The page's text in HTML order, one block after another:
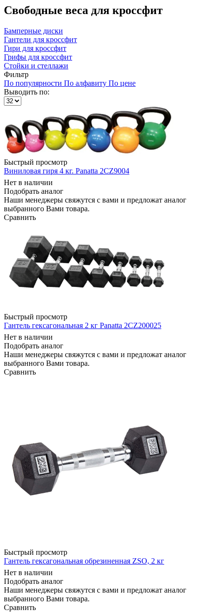
Свободные веса для кроссфит
Бамперные диски
Гантели для кроссфит
Гири для кроссфит
Грифы для кроссфит
Стойки и стеллажи
Фильтр
По популярности По алфавиту По цене
Выводить по:
Быстрый просмотр
Виниловая гиря 4 кг. Panatta 2CZ9004
Нет в наличии
Подобрать аналог
Наши менеджеры свяжутся с вами и предложат аналог
выбранного Вами товара.
Сравнить
Быстрый просмотр
Гантель гексагональная 2 кг Panatta 2CZ200025
Нет в наличии
Подобрать аналог
Наши менеджеры свяжутся с вами и предложат аналог
выбранного Вами товара.
Сравнить
Быстрый просмотр
Гантель гексагональная обрезиненная ZSO, 2 кг
Нет в наличии
Подобрать аналог
Наши менеджеры свяжутся с вами и предложат аналог
выбранного Вами товара.
Сравнить